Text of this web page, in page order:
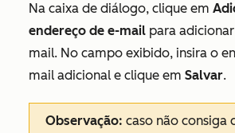
Na caixa de diálogo, clique em
endereço de e-mail para
mail. No campo exibido, insira o
mail adicional e clique em Salvar.
Observação: caso não consiga